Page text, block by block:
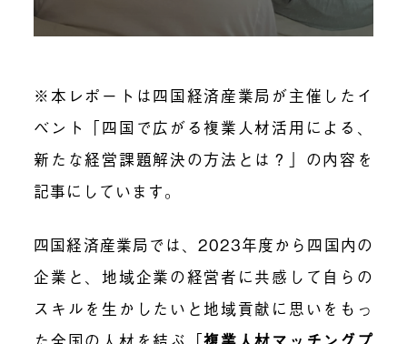
※本レポートは四国経済産業局が主催したイ
ベント「四国で広がる複業人材活用による、
新たな経営課題解決の方法とは？ 」の内容を
記事にしています。
四国経済産業局では、2023年度から四国内の
企業と、地域企業の経営者に共感して自らの
スキルを生かしたいと地域貢献に思いをもっ